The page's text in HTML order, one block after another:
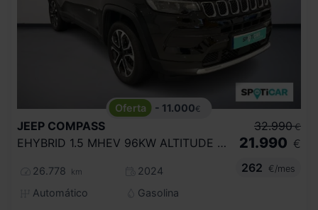
- 11.000€
JEEP COMPASS
EHYBRID 1.5 MHEV 96KW ALTITUDE DCT
26.778 km
2024
Automático
Gasolina
32.990 €
21.990 €
262
€/mes